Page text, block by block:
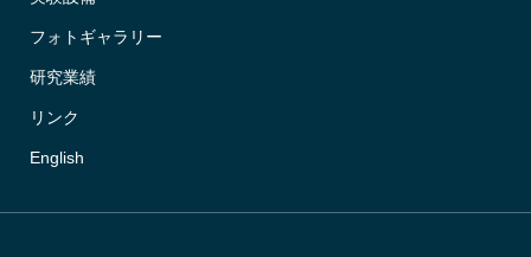
フォトギャラリー
研究業績
リンク
English